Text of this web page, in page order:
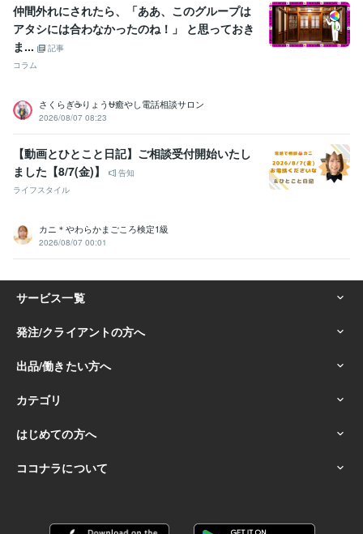
仲間外れにされたら、「ああ、このグループは
アタシには合わなかったのね！」 と思っておき
ま...
記事
コラム
さくらぎ☕りょう⛎癒やし電話相談サロン
2026/08/07 08:23
【動画とひとこと日記】ご相談受付開始いたし
ました【8/7(金)】
告知
ライフスタイル
カニ＊やわらかまごころ検定1級
2026/08/07 00:01